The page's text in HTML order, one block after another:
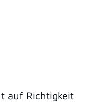
auf Richtigkeit